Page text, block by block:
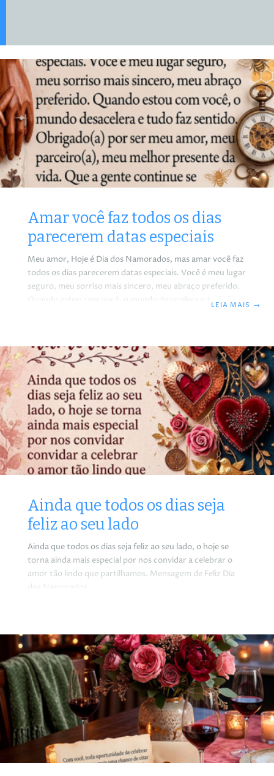
Amar você faz todos os dias
parecerem datas especiais
Meu amor, Hoje é Dia dos Namorados, mas amar você faz
todos os dias parecerem datas especiais. Você é meu lugar
seguro, meu sorriso mais sincero, meu abraço preferido.
Quando estou com você, o mundo desacelera e tudo faz
que é só nossa. Te amo mais do que palavras podem dizer.
Feliz nosso dia! Te amo mais do
LEIA MAIS →
Ainda que todos os dias seja
feliz ao seu lado
Ainda que todos os dias seja feliz ao seu lado, o hoje se
torna ainda mais especial por nos convidar a celebrar o
amor tão lindo que partilhamos. Mensagem de Feliz Dia
dos Namorados